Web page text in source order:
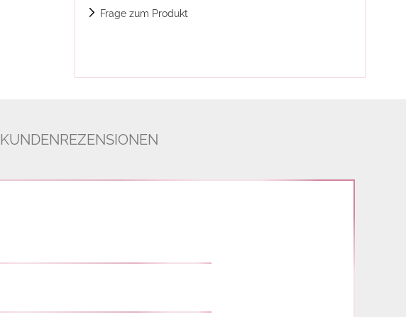
Frage zum Produkt
KUNDENREZENSIONEN